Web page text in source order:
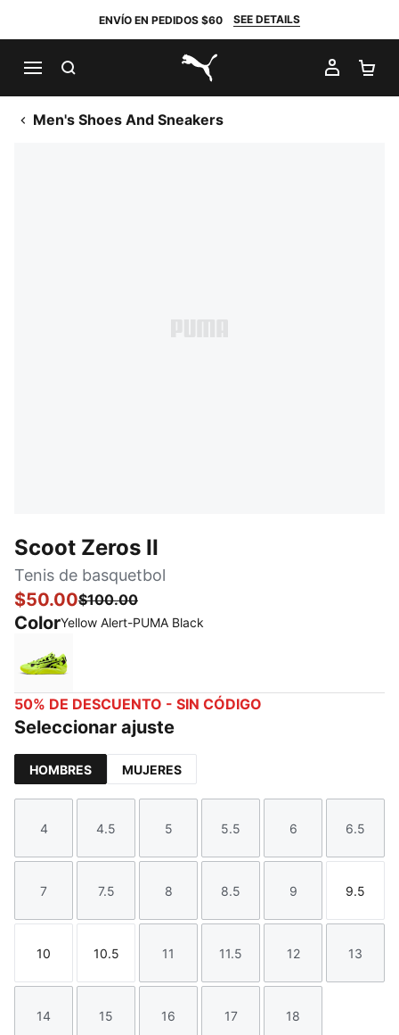
ENVÍO EN PEDIDOS $60 SEE DETAILS
PUMA.com
MI
Men's Shoes And Sneakers
Scoot Zeros II
Tenis de basquetbol
$50.00$100.00
ColorYellow Alert-PUMA Black
Yellow Alert-PUMA Black
50% DE DESCUENTO - SIN CÓDIGO
Seleccionar ajuste
HOMBRES MUJERES
Talla
4
Talla
4.5
Talla
5
Talla
5.5
Talla
6
Talla
6.5
Talla
7
Talla
7.5
Talla
8
Talla
8.5
Talla
9
Talla
9.5
Talla
10
Talla
10.5
Talla
11
Talla
11.5
Talla
12
Talla
13
Talla
14
Talla
15
Talla
16
Talla
17
Talla
18